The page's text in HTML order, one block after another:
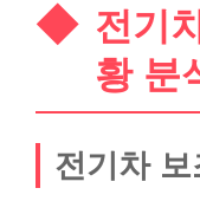
전기
황 분
전기차